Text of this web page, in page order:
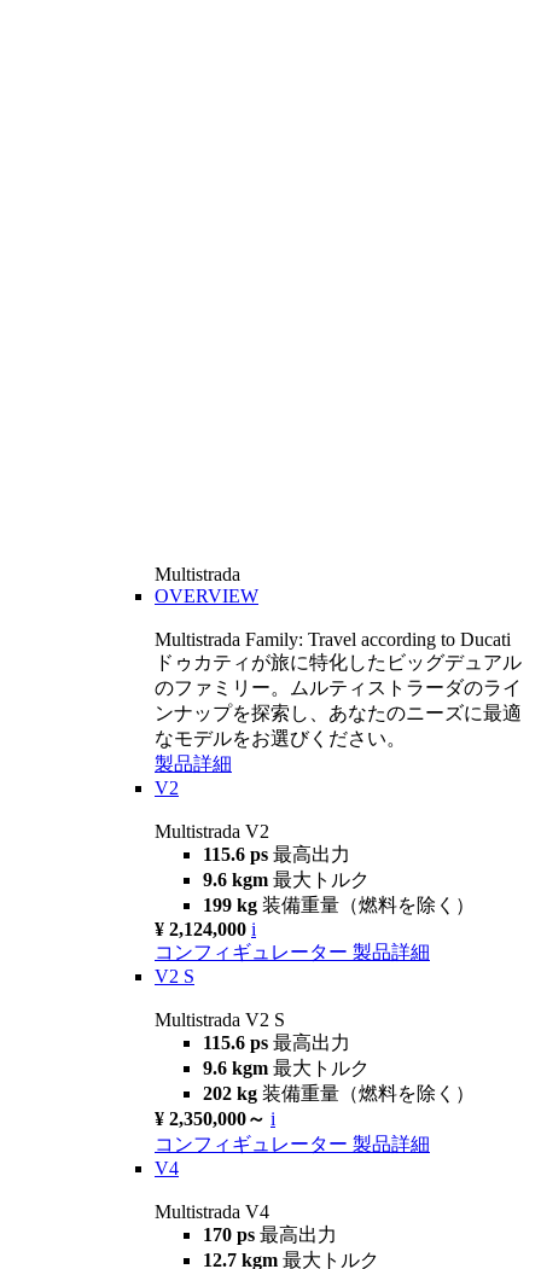
Multistrada
OVERVIEW
Multistrada Family: Travel according to Ducati
ドゥカティが旅に特化したビッグデュアル
のファミリー。ムルティストラーダのライ
ンナップを探索し、あなたのニーズに最適
なモデルをお選びください。
製品詳細
V2
Multistrada V2
115.6 ps 最高出力
9.6 kgm 最大トルク
199 kg 装備重量（燃料を除く）
¥ 2,124,000 i
コンフィギュレーター 製品詳細
V2 S
Multistrada V2 S
115.6 ps 最高出力
9.6 kgm 最大トルク
202 kg 装備重量（燃料を除く）
¥ 2,350,000～ i
コンフィギュレーター 製品詳細
V4
Multistrada V4
170 ps 最高出力
12.7 kgm 最大トルク